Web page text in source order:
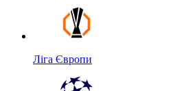
Ліга Європи